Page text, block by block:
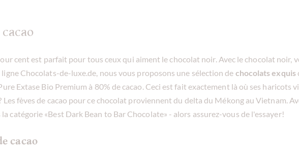
cent est parfait pour tous ceux qui aiment le chocolat noir. Avec le chocolat noir,
Chocolats-de-luxe.de, nous vous proposons une sélection de chocolats exquis
Extase Bio Premium à 80% de cacao. Ceci est fait exactement là où ses haricots
fèves de cacao pour ce chocolat proviennent du delta du Mékong au Vietnam.
catégorie «Best Dark Bean to Bar Chocolate» - alors assurez-vous de l'essayer!
cacao